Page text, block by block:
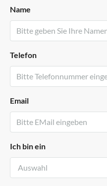
Name
Telefon
Email
Ich bin ein
Auswahl